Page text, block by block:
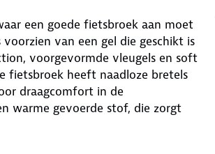
een goede fietsbroek aan moet
van een gel die geschikt is
voorgevormde vleugels en soft
fietsbroek heeft naadloze bretels
draagcomfort in de
warme gevoerde stof, die zorgt